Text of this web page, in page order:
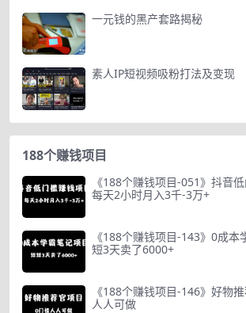
一元钱的黑产套路揭秘
素人IP短视频吸粉打法及变现
188个赚钱项目
《188个赚钱项目-051》抖音低
每天2小时月入3千-3万+
《188个赚钱项目-143》0成本
短3天卖了6000+
《188个赚钱项目-146》好物
人人可做